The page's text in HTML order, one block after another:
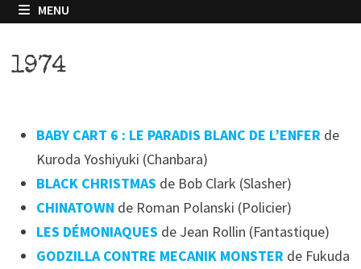
MENU
1974
BABY CART 6 : LE PARADIS BLANC DE L’ENFER de
Kuroda Yoshiyuki (Chanbara)
BLACK CHRISTMAS de Bob Clark (Slasher)
CHINATOWN de Roman Polanski (Policier)
LES DÉMONIAQUES de Jean Rollin (Fantastique)
GODZILLA CONTRE MECANIK MONSTER de Fukuda